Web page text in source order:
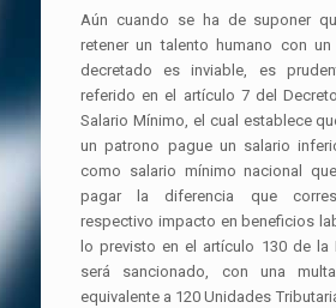
Aún cuando se ha de suponer
retener un talento humano con un
decretado es inviable, es
referido en el artículo 7 del
Salario Mínimo, el cual establece
un patrono pague un salario
como salario mínimo nacional
pagar la diferencia que
respectivo impacto en beneficios
lo previsto en el artículo 130 de la
será sancionado, con una
equivalente a 120 Unidades